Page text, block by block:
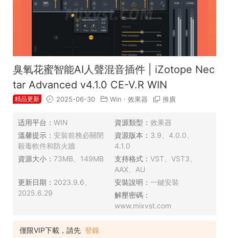
臭氧花蜜智能AI人聲混音插件 | iZotope Nec
tar Advanced v4.1.0 CE-V.R WIN
精品更新 2025-06-30 Win · 效果器 推廣
适用平台： WIN 資源類型： 效果器
溫馨提示： 安裝前務必關閉
殺毒軟件和防火牆
資源版本： 3.9、4.0.0、
4.1.0
資源大小： 73MB、149MB 支持格式： VST、VST3、
AAX、AU
更新日期： 2023.9.6、
2025.6.29
安裝說明： 一鍵安裝
解壓密碼：
www.mixvst.com
僅限VIP下載，請先 登錄